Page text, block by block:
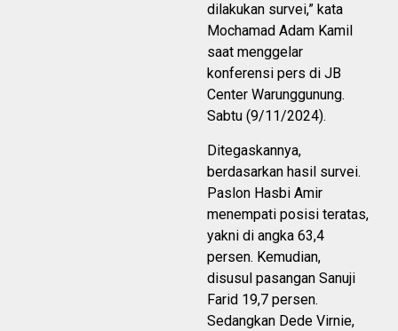
dilakukan survei,” kata
Mochamad Adam Kamil
saat menggelar
konferensi pers di JB
Center Warunggunung.
Sabtu (9/11/2024).
Ditegaskannya,
berdasarkan hasil survei.
Paslon Hasbi Amir
menempati posisi teratas,
yakni di angka 63,4
persen. Kemudian,
disusul pasangan Sanuji
Farid 19,7 persen.
Sedangkan Dede Virnie,